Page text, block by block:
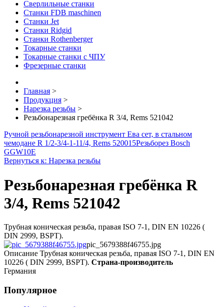
Сверлильные станки
Станки FDB maschinen
Станки Jet
Станки Ridgid
Станки Rothenberger
Токарные станки
Токарные станки с ЧПУ
Фрезерные станки
Главная >
Продукция >
Нарезка резьбы >
Резьбонарезная гребёнка R 3/4, Rems 521042
Ручной резьбонарезной инструмент Ева сет, в стальном
чемодане R 1/2-3/4-1-11/4, Rems 520015Резьборез Bosch
GGW10E
Вернуться к: Нарезка резьбы
Резьбонарезная гребёнка R
3/4, Rems 521042
Трубная коническая резьба, правая ISO 7-1, DIN EN 10226 (
DIN 2999, BSPT).
pic_5679388f46755.jpg
Описание Трубная коническая резьба, правая ISO 7-1, DIN EN
10226 ( DIN 2999, BSPT). Страна-производитель
Германия
Популярное